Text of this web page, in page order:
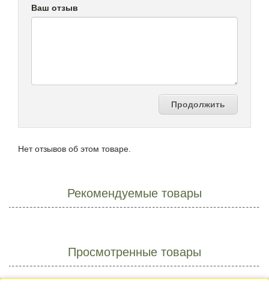
Ваш отзыв
Продолжить
Нет отзывов об этом товаре.
Рекомендуемые товары
Просмотренные товары